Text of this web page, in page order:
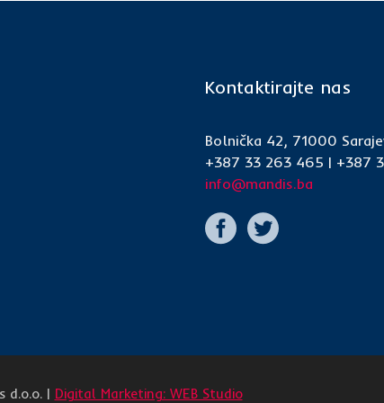
Kontaktirajte nas
Bolnička 42, 71000
+387 33 263 465 | +387
info@mandis.ba
d.o.o. | Digital Marketing: WEB Studio